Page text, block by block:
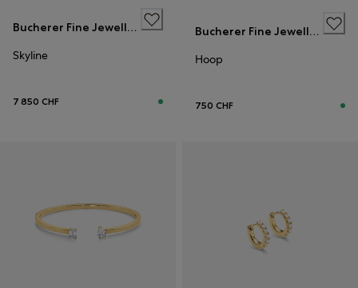
Bucherer Fine Jewellery
Skyline
7 850 CHF
Bucherer Fine Jewellery
Hoop
750 CHF